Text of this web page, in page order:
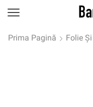
Prima Pagină Folie